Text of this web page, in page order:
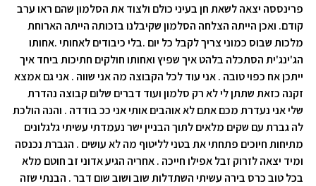
פרינססה יצאה לשאת חן בעיני כולם ולצוד את הסלמון שהם ראו ערב
קודם. ואכן הייתה הצלחה הסלמון שקיבלנו בזכותה הייתה הארוחת
מלכות שבוס כמוני צריך לקבל כל יום .בלי כיבודים לאחותי .אחותו
הג'ינג'ית הסתכלה בלהט איך שפיץ ואחותו חולקים חתיכות ביחד איך
ייתכן אח כפוי טובה . אני עוד לכל הקבוצה מה אני שווה . אני גם אמצא
זקנה כזאת שתתן לי לא רק סלמון ועוד דברים שלום קבוצה נהדרת
שלי אני נעדרת מכם אתם לא אוהבים אותי אני ככ בודדה . והנה הולכת
לה גברת עם שקים מלאים לתוך הבניין ישר נעמדתי עשיתי גלגלונים
מתיחות חיוכים פתחתי את בטני לליטוף מה לא עושים . הגברת נכנסה
ומיד יצאה לזרוק זבל אפילו חייכה . אחריה הגיע אדוני זב חוטם מלא
בכל טוב כרס בירה עשיתי השתדלות שוב ושוב שום דבר . הבנתי שזה